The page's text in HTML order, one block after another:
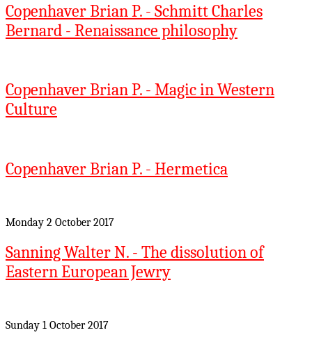
Copenhaver Brian P. - Schmitt Charles
Bernard - Renaissance philosophy
Copenhaver Brian P. - Magic in Western
Culture
Copenhaver Brian P. - Hermetica
Monday 2 October 2017
Sanning Walter N. - The dissolution of
Eastern European Jewry
Sunday 1 October 2017